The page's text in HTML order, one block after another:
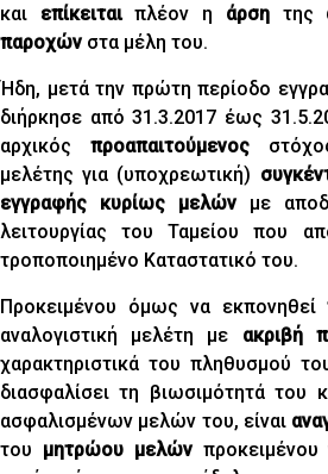
και επίκειταιπλέον η άρση της
παροχών στα μέλη του.
Ήδη, μετά την πρώτη περίοδο
διήρκησε από 31.3.2017 έως
αρχικός προαπαιτούμενος
μελέτης για (υποχρεωτική)
εγγραφής
κυρίως μελών με
λειτουργίας του Ταμείου που
τροποποιημένο Καταστατικό του.
Προκειμένου όμως να εκπονηθεί
αναλογιστική μελέτη με ακριβή
χαρακτηριστικά του πληθυσμού
διασφαλίσει τη βιωσιμότητά του
ασφαλισμένων μελών του, είναι
του μητρώου μελών